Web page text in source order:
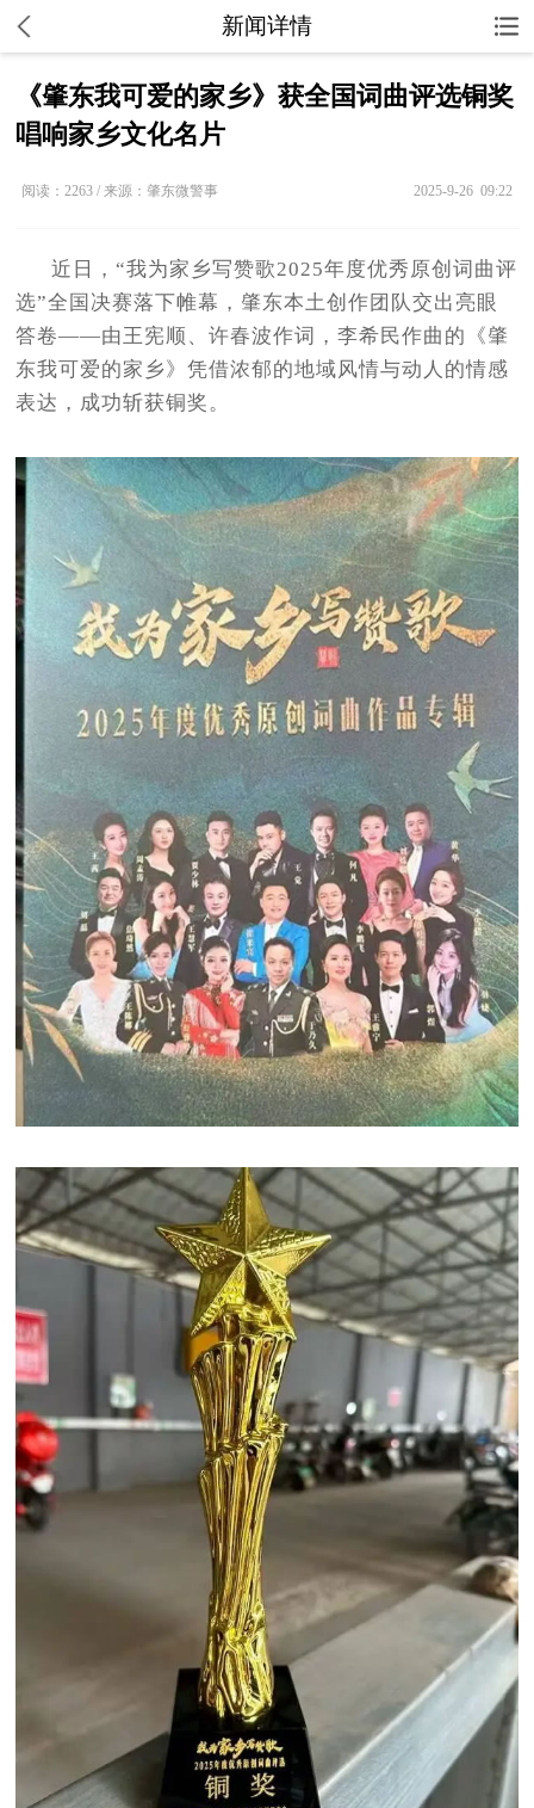
新闻详情
《肇东我可爱的家乡》获全国词曲评选铜奖
唱响家乡文化名片
阅读：2263 / 来源：肇东微警事 2025-9-26 09:22
近日，“我为家乡写赞歌2025年度优秀原创词曲评
选”全国决赛落下帷幕，肇东本土创作团队交出亮眼
答卷——由王宪顺、许春波作词，李希民作曲的《肇
东我可爱的家乡》凭借浓郁的地域风情与动人的情感
表达，成功斩获铜奖。